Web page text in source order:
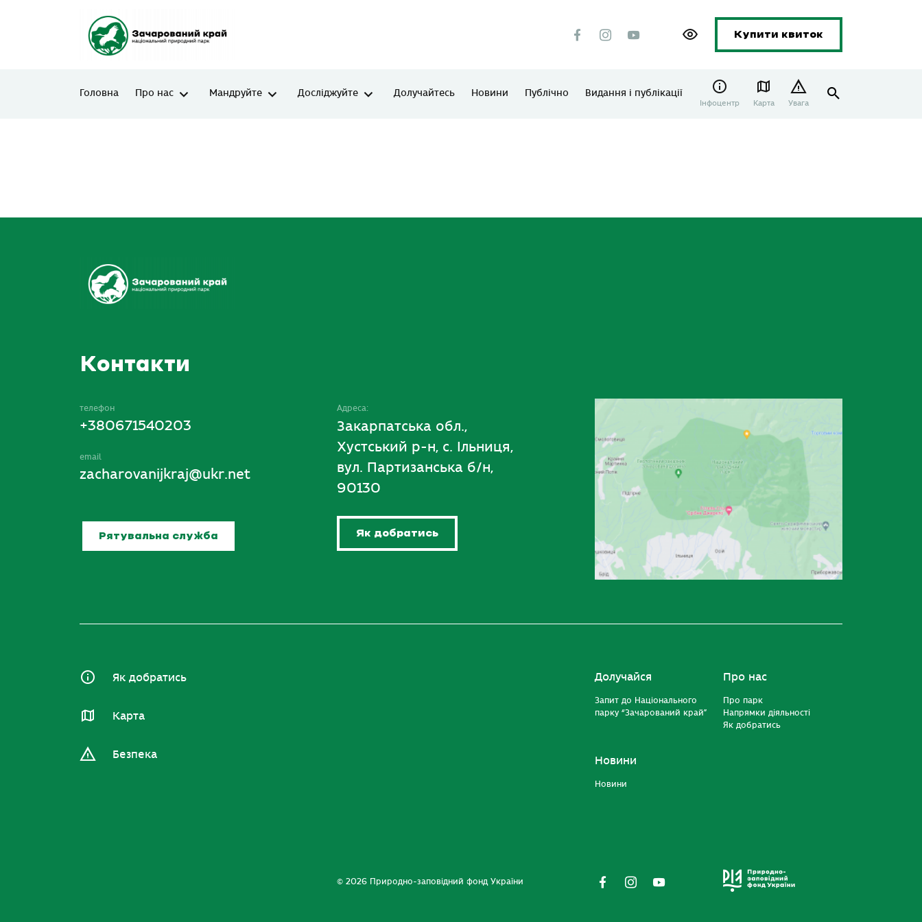
Купити квиток
Головна Про нас Мандруйте Досліджуйте Долучайтесь Новини Публічно Видання і публікації
Інфоцентр Карта Увага
Контакти
телефон
+380671540203
email
zacharovanijkraj@ukr.net
Рятувальна служба
Адреса:
Закарпатська обл.,
Хустський р-н, с. Ільниця,
вул. Партизанська б/н,
90130
Як добратись
Як добратись
Карта
Безпека
Долучайся
Запит до Національного
парку “Зачарований край”
Новини
Новини
Про нас
Про парк
Напрямки діяльності
Як добратись
© 2026 Природно-заповідний фонд України